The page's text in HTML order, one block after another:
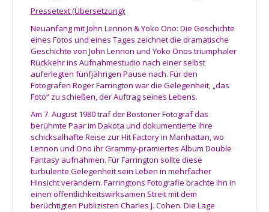
Pressetext (Übersetzung):
Neuanfang mit John Lennon & Yoko Ono: Die Geschichte
eines Fotos und eines Tages zeichnet die dramatische
Geschichte von John Lennon und Yoko Onos triumphaler
Rückkehr ins Aufnahmestudio nach einer selbst
auferlegten fünfjährigen Pause nach. Für den
Fotografen Roger Farrington war die Gelegenheit, „das
Foto“ zu schießen, der Auftrag seines Lebens.
Am 7. August 1980 traf der Bostoner Fotograf das
berühmte Paar im Dakota und dokumentierte ihre
schicksalhafte Reise zur Hit Factory in Manhattan, wo
Lennon und Ono ihr Grammy-prämiertes Album Double
Fantasy aufnahmen. Für Farrington sollte diese
turbulente Gelegenheit sein Leben in mehrfacher
Hinsicht verändern. Farringtons Fotografie brachte ihn in
einen öffentlichkeitswirksamen Streit mit dem
berüchtigten Publizisten Charles J. Cohen. Die Lage